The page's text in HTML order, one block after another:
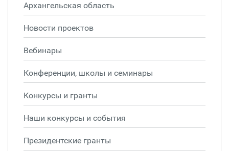
Архангельская область
Новости проектов
Вебинары
Конференции, школы и семинары
Конкурсы и гранты
Наши конкурсы и события
Президентские гранты